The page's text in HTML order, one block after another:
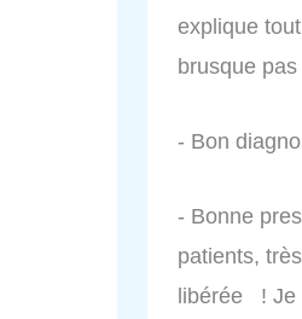
explique
brusque
- Bon
- Bonne
patients,
libérée ! Je